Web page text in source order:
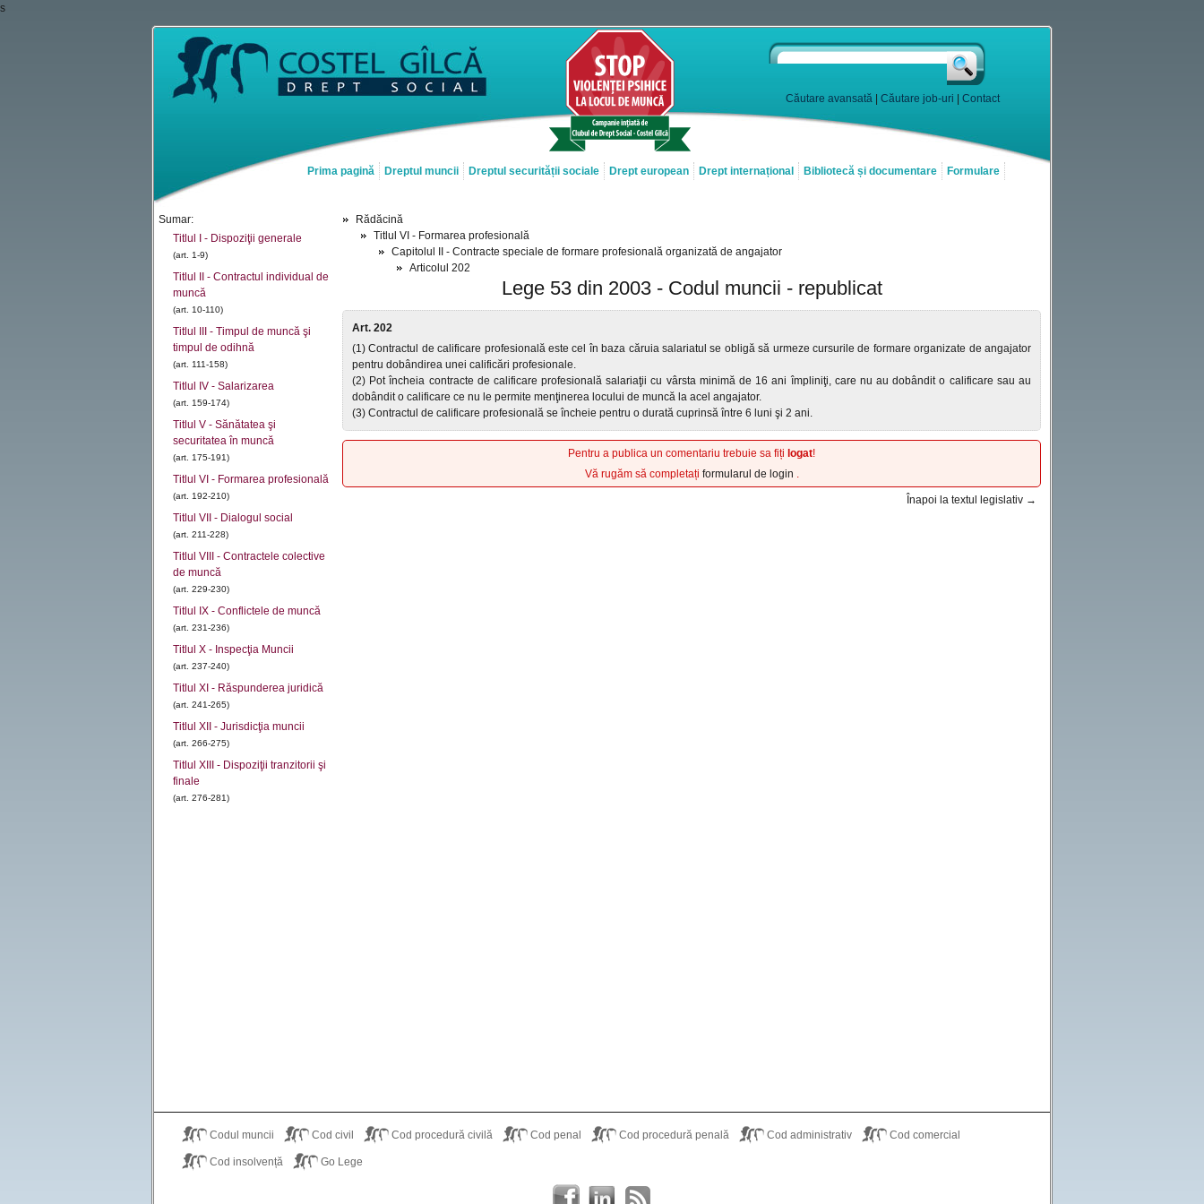
s
Căutare avansată Căutare job-uri Contact
Prima pagină Dreptul muncii Dreptul securității sociale Drept european Drept internațional Bibliotecă și documentare Formulare
Sumar:
Titlul I - Dispoziţii generale
(art. 1-9)
Titlul II - Contractul individual de
muncă
(art. 10-110)
Titlul III - Timpul de muncă şi
timpul de odihnă
(art. 111-158)
Titlul IV - Salarizarea
(art. 159-174)
Titlul V - Sănătatea şi
securitatea în muncă
(art. 175-191)
Titlul VI - Formarea profesională
(art. 192-210)
Titlul VII - Dialogul social
(art. 211-228)
Titlul VIII - Contractele colective
de muncă
(art. 229-230)
Titlul IX - Conflictele de muncă
(art. 231-236)
Titlul X - Inspecţia Muncii
(art. 237-240)
Titlul XI - Răspunderea juridică
(art. 241-265)
Titlul XII - Jurisdicţia muncii
(art. 266-275)
Titlul XIII - Dispoziţii tranzitorii şi
finale
(art. 276-281)
Rădăcină
Titlul VI - Formarea profesională
Capitolul II - Contracte speciale de formare profesională organizată de angajator
Articolul 202
Lege 53 din 2003 - Codul muncii - republicat
Art. 202
(1) Contractul de calificare profesională este cel în baza căruia salariatul se obligă să urmeze cursurile de formare organizate de angajator
pentru dobândirea unei calificări profesionale.
(2) Pot încheia contracte de calificare profesională salariaţii cu vârsta minimă de 16 ani împliniţi, care nu au dobândit o calificare sau au
dobândit o calificare ce nu le permite menţinerea locului de muncă la acel angajator.
(3) Contractul de calificare profesională se încheie pentru o durată cuprinsă între 6 luni şi 2 ani.
Pentru a publica un comentariu trebuie sa fiți logat!
Vă rugăm să completați formularul de login .
Înapoi la textul legislativ →
Codul muncii Cod civil Cod procedură civilă Cod penal Cod procedură penală Cod administrativ Cod comercial
Cod insolvență Go Lege